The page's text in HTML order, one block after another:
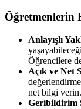
Öğretmenlerin
Anlayışlı
Öğrencilere
Açık ve Net
net bilgi verin.
Geribildirim